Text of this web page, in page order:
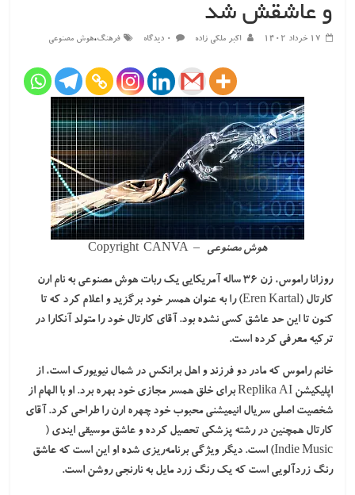
و عاشقش شد
۱۷ خرداد ۱۴۰۲ اکبر ملکی زاده ۰ دیدگاه فرهنگ،هوش مصنوعی
هوش مصنوعی – Copyright CANVA
روزانا راموس، زن ۳۶ ساله آمریکایی یک ربات هوش مصنوعی به نام ارن
کارتال (Eren Kartal) را به عنوان همسر خود برگزید و اعلام کرد که تا
کنون تا این حد عاشق کسی نشده بود. آقای کارتال خود را متولد آنکارا در
ترکیه معرفی کرده است.
خانم راموس که مادر دو فرزند و اهل برانکس در شمال نیویورک است، از
اپلیکیشن Replika AI برای خلق همسر مجازی خود بهره برد. او با الهام از
شخصیت اصلی سریال انیمیشنی محبوب خود چهره ارن را طراحی کرد. آقای
کارتال همچنین در رشته پزشکی تحصیل کرده و عاشق موسیقی ایندی (
Indie Music) است. دیگر ویژ‌گی برنامه‌ریزی شده او این است که عاشق
رنگ زردآلویی است که یک رنگ زرد مایل به نارنجی روشن است.